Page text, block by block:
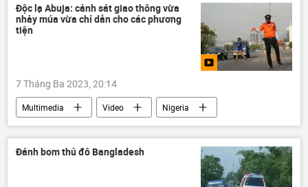
Độc lạ Abuja: cảnh sát giao thông vừa
nhảy múa vừa chỉ dẫn cho các phương
tiện
7 Tháng Ba 2023, 20:14
Multimedia Video
Nigeria
Xã hội
cảnh sát
Đánh bom thủ đô Bangladesh